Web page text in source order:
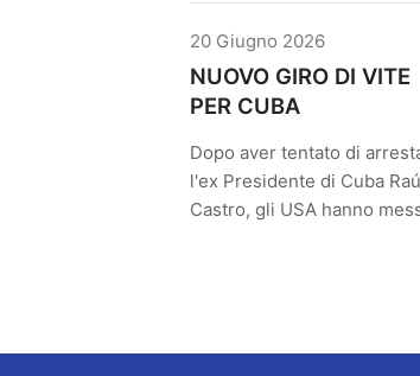
20 Giugno 2026
NUOVO GIRO DI VITE
PER CUBA
Dopo aver tentato di
l'ex Presidente di Cuba
Castro, gli USA hanno